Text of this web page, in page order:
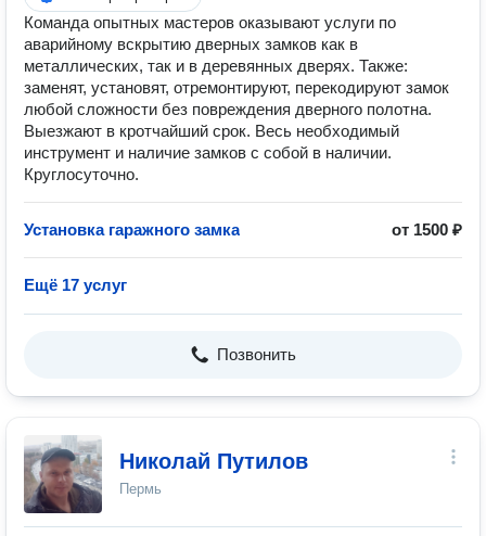
Команда опытных мастеров оказывают услуги по
аварийному вскрытию дверных замков как в
металлических, так и в деревянных дверях. Также:
заменят, установят, отремонтируют, перекодируют замок
любой сложности без повреждения дверного полотна.
Выезжают в кротчайший срок. Весь необходимый
инструмент и наличие замков с собой в наличии.
Круглосуточно.
Установка гаражного замка от 1500 ₽
Ещё 17 услуг
Позвонить
Николай Путилов
Пермь